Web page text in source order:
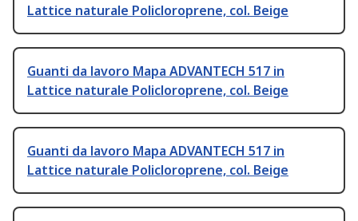
Lattice naturale Policloroprene, col. Beige
Guanti da lavoro Mapa ADVANTECH 517 in
Lattice naturale Policloroprene, col. Beige
Guanti da lavoro Mapa ADVANTECH 517 in
Lattice naturale Policloroprene, col. Beige